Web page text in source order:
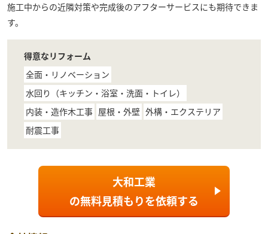
施工中からの近隣対策や完成後のアフターサービスにも期待できま
す。
得意なリフォーム
全面・リノベーション
水回り（キッチン・浴室・洗面・トイレ）
内装・造作木工事 屋根・外壁 外構・エクステリア
耐震工事
大和工業
の無料見積もりを依頼する